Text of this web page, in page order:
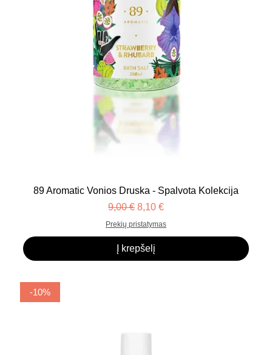
89 Aromatic Vonios Druska - Spalvota Kolekcija
Įprastinė kaina
9,00 € Pardavimo kaina
8,10 €
Prekių pristatymas
Į krepšelį
-10%